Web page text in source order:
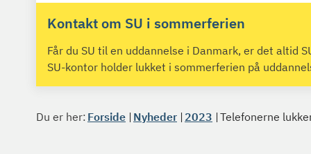
Kontakt om SU i sommerferien
Får du SU til en uddannelse i Danmark, er det altid
SU-kontor holder lukket i sommerferien på
Du er her: Forside Nyheder 2023 Telefonerne